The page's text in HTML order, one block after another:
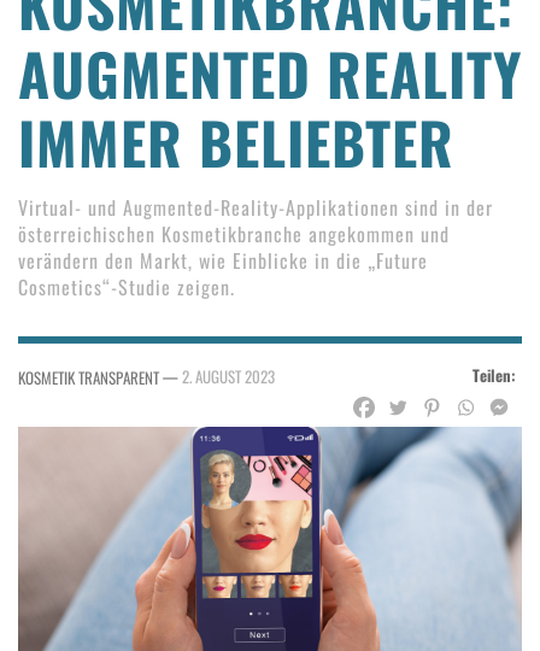
AUGMENTED REALITY
IMMER BELIEBTER
Virtual- und Augmented-Reality-Applikationen sind in der
österreichischen Kosmetikbranche angekommen und
verändern den Markt, wie Einblicke in die „Future
Cosmetics“-Studie zeigen.
Teilen:
KOSMETIK TRANSPARENT— 2. AUGUST 2023